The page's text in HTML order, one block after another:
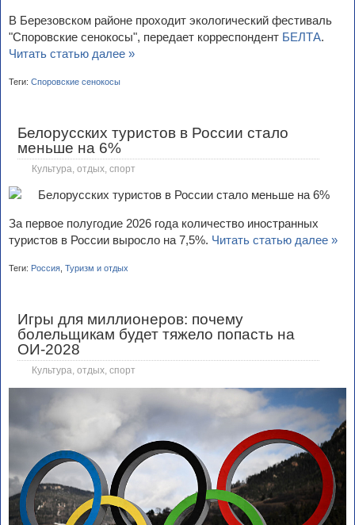
В Березовском районе проходит экологический фестиваль
"Споровские сенокосы", передает корреспондент БЕЛТА.
Читать статью далее »
Теги: Споровские сенокосы
Белорусских туристов в России стало
меньше на 6%
Культура, отдых, спорт
За первое полугодие 2026 года количество иностранных
туристов в России выросло на 7,5%. Читать статью далее »
Теги: Россия Туризм и отдых
Игры для миллионеров: почему
болельщикам будет тяжело попасть на
ОИ-2028
Культура, отдых, спорт